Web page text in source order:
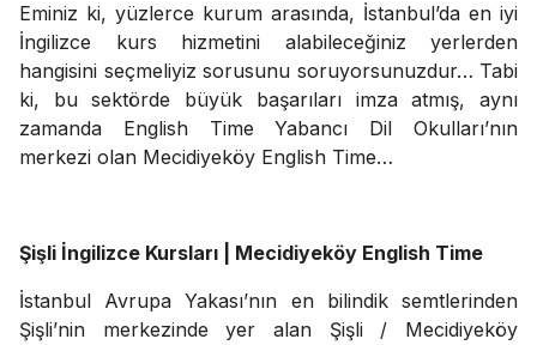
Eminiz ki, yüzlerce kurum arasında, İstanbul’da en iyi
İngilizce kurs hizmetini alabileceğiniz yerlerden
hangisini seçmeliyiz sorusunu soruyorsunuzdur… Tabi
ki, bu sektörde büyük başarıları imza atmış, aynı
zamanda English Time Yabancı Dil Okulları’nın
merkezi olan Mecidiyeköy English Time…
Şişli İngilizce Kursları | Mecidiyeköy English Time
İstanbul Avrupa Yakası’nın en bilindik semtlerinden
Şişli’nin merkezinde yer alan Şişli / Mecidiyeköy